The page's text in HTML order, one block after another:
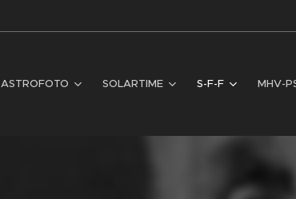
ASTROFOTO SOLARTIME S-F-F MHV-